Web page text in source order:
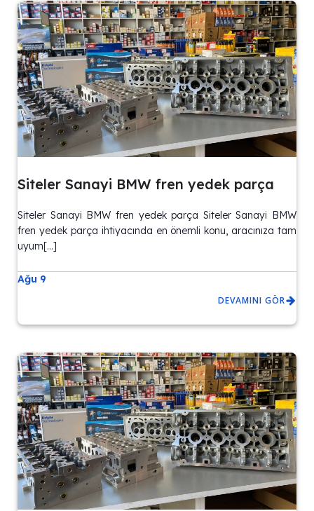
Siteler Sanayi BMW fren yedek parça
Siteler Sanayi BMW fren yedek parça Siteler Sanayi BMW
fren yedek parça ihtiyacında en önemli konu, aracınıza tam
uyum[…]
Ağu 9
DEVAMINI GÖR